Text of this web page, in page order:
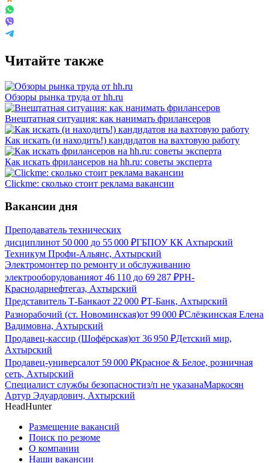
Читайте также
Обзоры рынка труда от hh.ru
Внештатная ситуация: как нанимать фрилансеров
Как искать (и находить!) кандидатов на вахтовую работу
Как искать фрилансеров на hh.ru: советы эксперта
Clickme: сколько стоит реклама вакансии
Вакансии дня
Преподаватель технических
дисциплинот 50 000 до 55 000 ₽ГБПОУ КК Ахтырский
Техникум Профи-Альянс, Ахтырский
Электромонтер по ремонту и обслуживанию
электрооборудованияот 46 110 до 69 287 ₽РН-
Краснодарнефтегаз, Ахтырский
Представитель Т-Банкаот 22 000 ₽Т-Банк, Ахтырский
Разнорабочий (ст. Новоминская)от 99 000 ₽Слёзкинская Елена
Вадимовна, Ахтырский
Продавец-кассир (Шофёрская)от 36 950 ₽Детский мир,
Ахтырский
Продавец-универсалот 59 000 ₽Красное & Белое, розничная
сеть, Ахтырский
Специалист службы безопасностиз/п не указанаМаркосян
Артур Эдуардович, Ахтырский
HeadHunter
Размещение вакансий
Поиск по резюме
О компании
Наши вакансии